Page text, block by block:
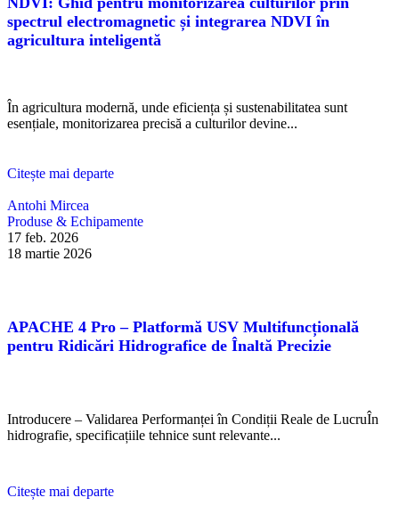
spectrul electromagnetic și integrarea NDVI în
agricultura inteligentă
În agricultura modernă, unde eficiența și sustenabilitatea sunt
esențiale, monitorizarea precisă a culturilor devine...
Citește mai departe
Antohi Mircea
Produse & Echipamente
17 feb. 2026
18 martie 2026
APACHE 4 Pro – Platformă USV Multifuncțională
pentru Ridicări Hidrografice de Înaltă Precizie
Introducere – Validarea Performanței în Condiții Reale de LucruÎn
hidrografie, specificațiile tehnice sunt relevante...
Citește mai departe